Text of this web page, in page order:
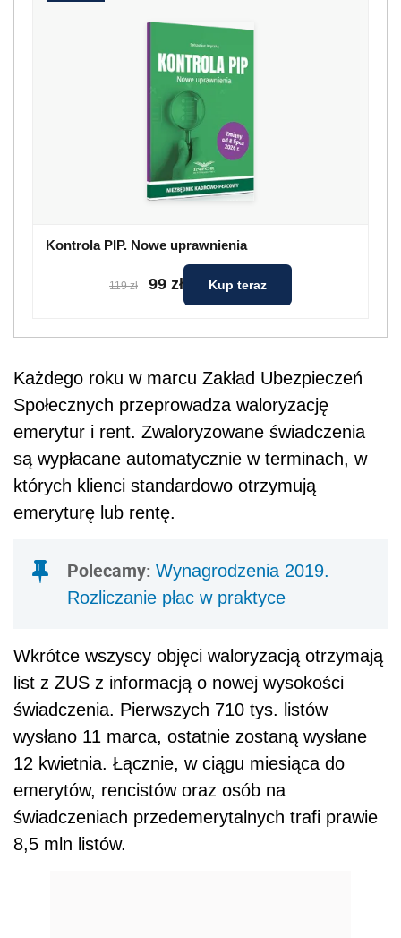
Kontrola PIP. Nowe uprawnienia
119 zł 99 zł Kup teraz
Każdego roku w marcu Zakład Ubezpieczeń
Społecznych przeprowadza waloryzację
emerytur i rent. Zwaloryzowane świadczenia
są wypłacane automatycznie w terminach, w
których klienci standardowo otrzymują
emeryturę lub rentę.
Polecamy: Wynagrodzenia 2019.
Rozliczanie płac w praktyce
Wkrótce wszyscy objęci waloryzacją otrzymają
list z ZUS z informacją o nowej wysokości
świadczenia. Pierwszych 710 tys. listów
wysłano 11 marca, ostatnie zostaną wysłane
12 kwietnia. Łącznie, w ciągu miesiąca do
emerytów, rencistów oraz osób na
świadczeniach przedemerytalnych trafi prawie
8,5 mln listów.